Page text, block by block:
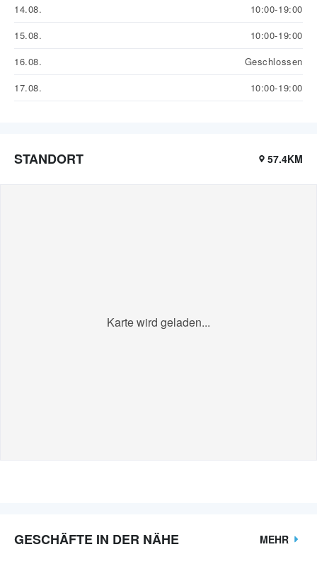
14.08.
10:00-19:00
15.08.
10:00-19:00
16.08.
Geschlossen
17.08.
10:00-19:00
STANDORT 57.4KM
Karte wird geladen...
GESCHÄFTE IN DER NÄHE MEHR